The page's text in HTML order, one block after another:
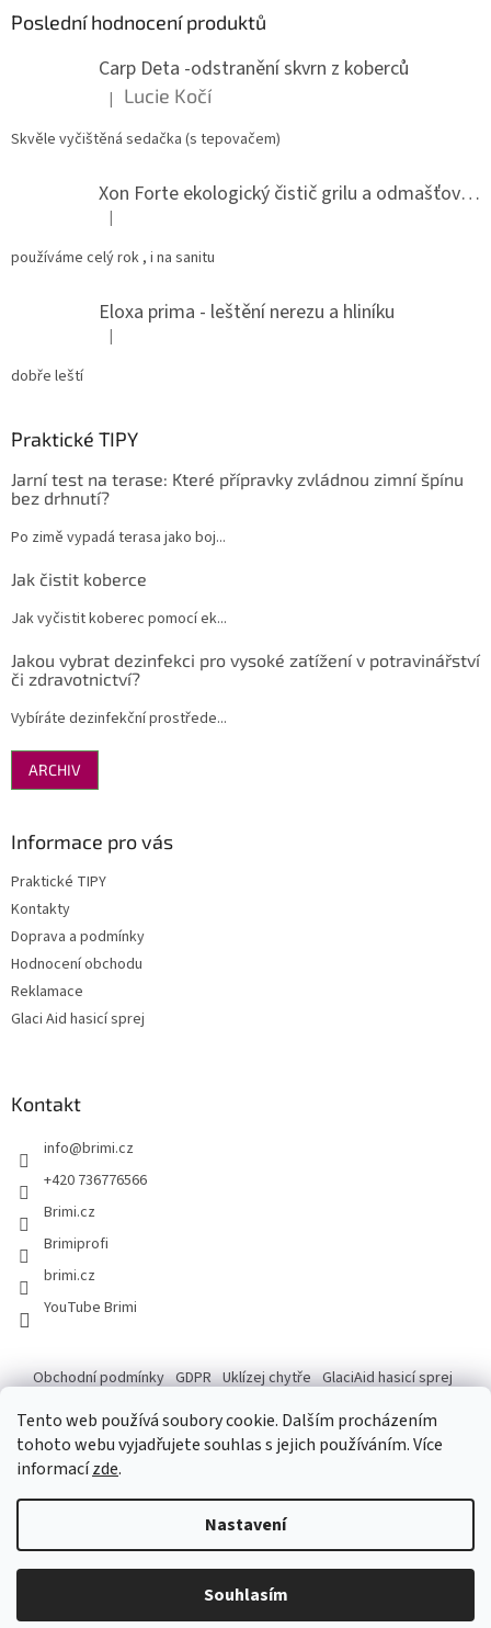
Tento web používá soubory cookie. Dalším procházením
tohoto webu vyjadřujete souhlas s jejich používáním. Více
informacízde.
Nastavení
Souhlasím
našeho skladníka nemá, ale zdatně se k tomu blíží. Pokud tedy vaše
objednávka dorazí o chloupek později, věřte, že na ní makáme, jen
možná s mapou v ruce. Máte-li dotazy, prosím raději piště e-mail, aby
vše klaplo a měli jste báječně čisto i v tyto letní dny. Děkujeme Vám za
Poslední hodnocení produktů
Carp Deta -odstranění skvrn z koberců
Hodnocení produktu je 5 z 5 hvězdiček.
| Lucie Kočí
Skvěle vyčištěná sedačka (s tepovačem)
Xon Forte ekologický čistič grilu a odmašťovač do kuchyně
Hodnocení produktu je 5 z 5 hvězdiček.
|
používáme celý rok , i na sanitu
Eloxa prima - leštění nerezu a hliníku
Hodnocení produktu je 5 z 5 hvězdiček.
|
dobře leští
Praktické TIPY
Jarní test na terase: Které přípravky zvládnou zimní špínu
bez drhnutí?
Po zimě vypadá terasa jako boj...
Jak čistit koberce
Jak vyčistit koberec pomocí ek...
Jakou vybrat dezinfekci pro vysoké zatížení v potravinářství
či zdravotnictví?
Vybíráte dezinfekční prostřede...
ARCHIV
Informace pro vás
Praktické TIPY
Kontakty
Doprava a podmínky
Hodnocení obchodu
Reklamace
Glaci Aid hasicí sprej
Kontakt
info@brimi.cz
+420 736776566
Brimi.cz
Brimiprofi
brimi.cz
YouTube Brimi
Obchodní podmínky GDPR Uklízej chytře GlaciAid hasicí sprej
Vytvořil Shoptet
Copyright 2026Brimi. Všechna práva vyhrazena.Upravit nastavení
cookies